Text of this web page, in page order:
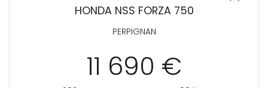
HONDA NSS FORZA 750
PERPIGNAN
11 690 €